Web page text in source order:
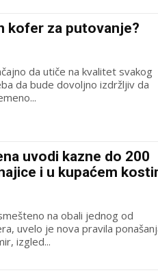
kofer za putovanje?
da utiče na kvalitet svakog
da bude dovoljno izdržljiv da
uvodi kazne do 200
i u kupaćem
na obali jednog od
uvelo je nova pravila
izgled...